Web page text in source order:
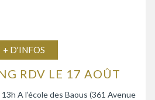
+ D'INFOS
RDV LE 17 AOÛT
A l’école des Baous (361 Avenue